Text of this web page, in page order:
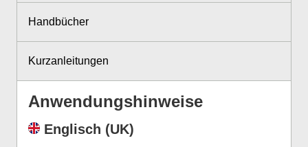
Handbücher
Kurzanleitungen
Anwendungshinweise
Englisch (UK)